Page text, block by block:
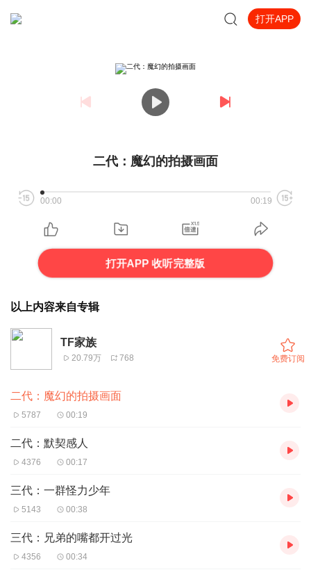
打开APP
二代：魔幻的拍摄画面
00:00 00:19
打开APP 收听完整版
以上内容来自专辑
TF家族
20.79万 768 免费订阅
二代：魔幻的拍摄画面
5787 00:19
二代：默契感人
4376 00:17
三代：一群怪力少年
5143 00:38
三代：兄弟的嘴都开过光
4356 00:34